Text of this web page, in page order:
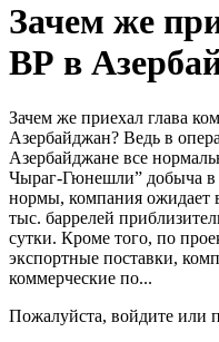
Зачем же
ВР в
Зачем же приехал глава
Азербайджан? Ведь в
Азербайджане все
Чыраг-Гюнешли” добыча в
нормы, компания ожидает
тыс. баррелей
сутки. Кроме того, по
экспортные поставки,
коммерческие по...
Пожалуйста, войдите или